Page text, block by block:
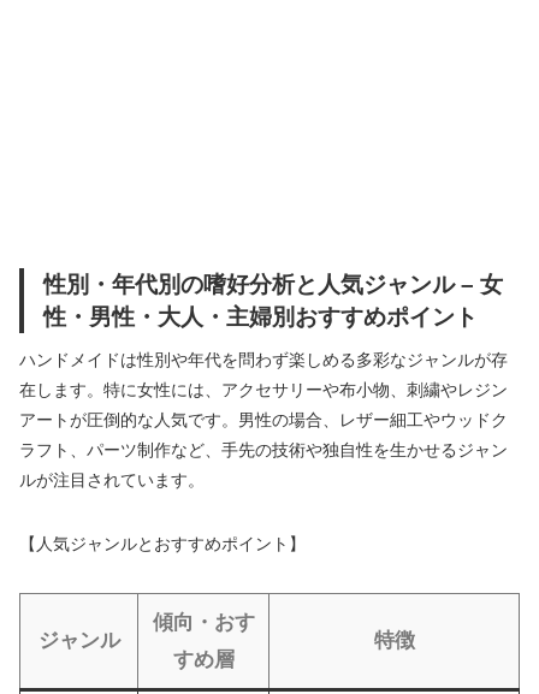
性別・年代別の嗜好分析と人気ジャンル – 女
性・男性・大人・主婦別おすすめポイント
ハンドメイドは性別や年代を問わず楽しめる多彩なジャンルが存
在します。特に女性には、アクセサリーや布小物、刺繍やレジン
アートが圧倒的な人気です。男性の場合、レザー細工やウッドク
ラフト、パーツ制作など、手先の技術や独自性を生かせるジャン
ルが注目されています。
【人気ジャンルとおすすめポイント】
ジャンル
傾向・おす
すめ層
特徴